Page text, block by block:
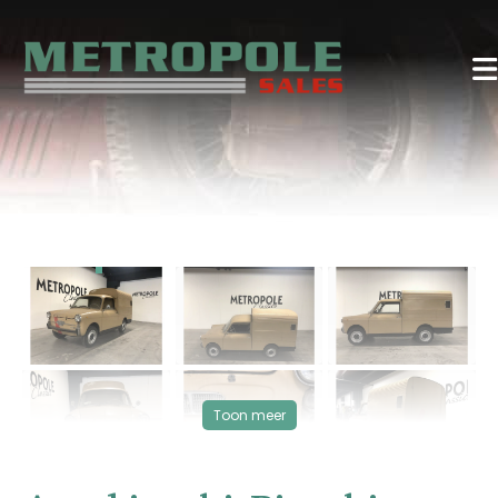
VERKOCHT
‹ ›
Toon meer